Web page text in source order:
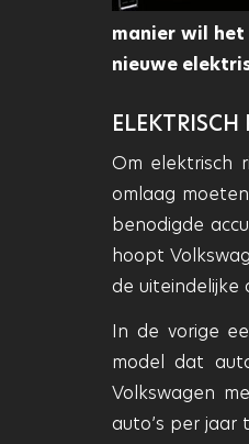
manier wil het
nieuwe
Om elektrisch
omlaag
benodigde
hoopt
de uiteindelijke
In de vorige
model dat
Volkswagen
auto’s per jaar